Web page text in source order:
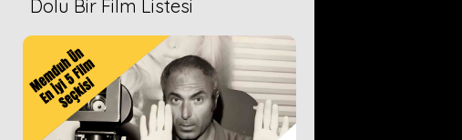
Dolu Bir Film Listesi